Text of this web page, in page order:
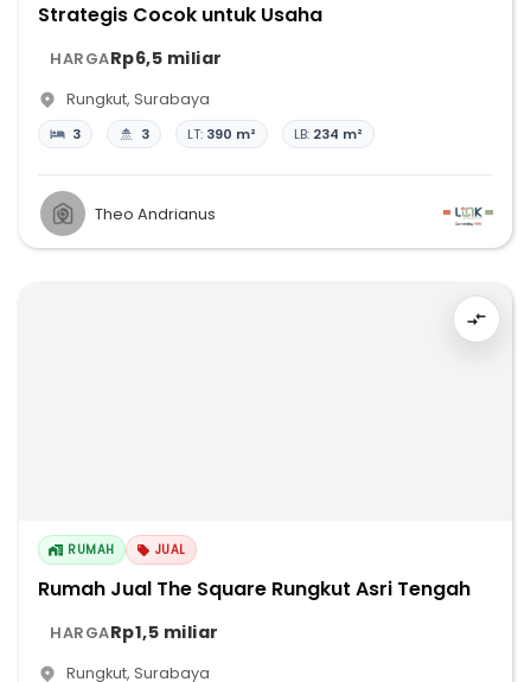
Strategis Cocok untuk Usaha
HARGARp6,5 miliar
Rungkut, Surabaya
3 3 LT: 390 m² LB: 234 m²
Theo Andrianus
RUMAH JUAL
Rumah Jual The Square Rungkut Asri Tengah
HARGARp1,5 miliar
Rungkut, Surabaya